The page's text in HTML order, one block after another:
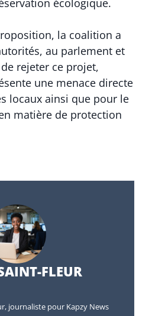
la coalition a
au parlement et
rejeter ce projet,
une menace directe
locaux ainsi que pour le
matière de protection
FLEUR
journaliste pour Kapzy News